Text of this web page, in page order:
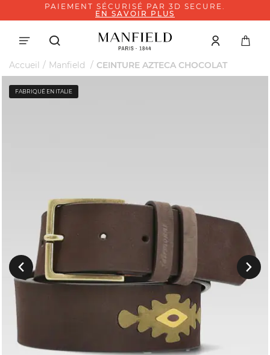
PAIEMENT SÉCURISÉ PAR 3D SECURE.
EN SAVOIR PLUS
Accueil Manfield CEINTURE AZTECA CHOCOLAT
Précedent Suivant
FABRIQUÉ EN ITALIE